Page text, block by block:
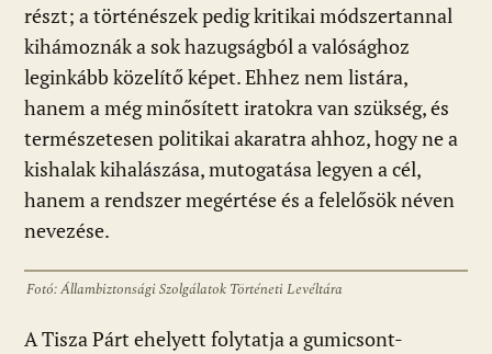
részt; a történészek pedig kritikai módszertannal
kihámoznák a sok hazugságból a valósághoz
leginkább közelítő képet. Ehhez nem listára,
hanem a még minősített iratokra van szükség, és
természetesen politikai akaratra ahhoz, hogy ne a
kishalak kihalászása, mutogatása legyen a cél,
hanem a rendszer megértése és a felelősök néven
nevezése.
Fotó: Állambiztonsági Szolgálatok Történeti Levéltára
A Tisza Párt ehelyett folytatja a gumicsont-